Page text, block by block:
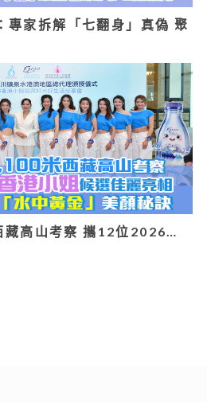
專家拆解「七翻身」真偽 聚
藏高山考察 攜12位2026…